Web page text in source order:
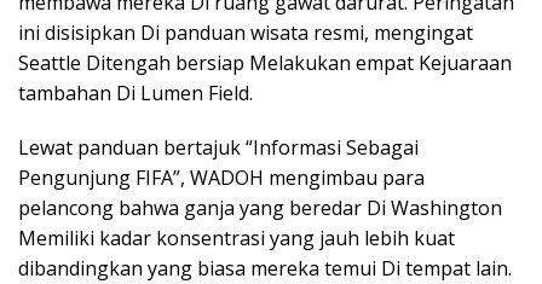
ini disisipkan Di panduan wisata resmi, mengingat
Seattle Ditengah bersiap Melakukan empat Kejuaraan
tambahan Di Lumen Field.
Lewat panduan bertajuk “Informasi Sebagai
Pengunjung FIFA”, WADOH mengimbau para
pelancong bahwa ganja yang beredar Di Washington
Memiliki kadar konsentrasi yang jauh lebih kuat
dibandingkan yang biasa mereka temui Di tempat lain.